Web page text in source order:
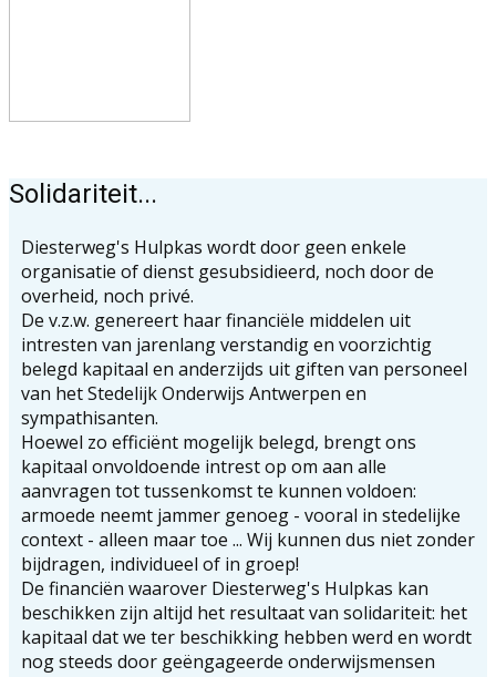
Solidariteit...
Diesterweg's Hulpkas wordt door geen enkele
organisatie of dienst gesubsidieerd, noch door de
overheid, noch privé.
De v.z.w. genereert haar financiële middelen uit
intresten van jarenlang verstandig en voorzichtig
belegd kapitaal en anderzijds uit giften van personeel
van het Stedelijk Onderwijs Antwerpen en
sympathisanten.
Hoewel zo efficiënt mogelijk belegd, brengt ons
kapitaal onvoldoende intrest op om aan alle
aanvragen tot tussenkomst te kunnen voldoen:
armoede neemt jammer genoeg - vooral in stedelijke
context - alleen maar toe ... Wij kunnen dus niet zonder
bijdragen, individueel of in groep!
De financiën waarover Diesterweg's Hulpkas kan
beschikken zijn altijd het resultaat van solidariteit: het
kapitaal dat we ter beschikking hebben werd en wordt
nog steeds door geëngageerde onderwijsmensen